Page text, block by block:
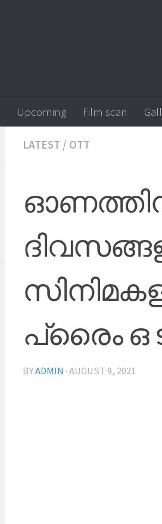
Upcoming Film scan
LATEST / OTT
പ്രൈം ഒ
BYADMIN ·AUGUST 9, 2021